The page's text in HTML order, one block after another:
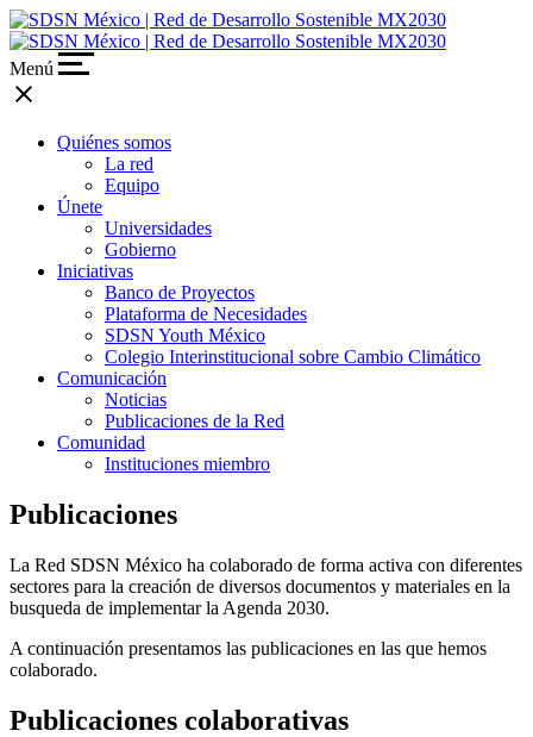
Menú
close
Quiénes somos
La red
Equipo
Únete
Universidades
Gobierno
Iniciativas
Banco de Proyectos
Plataforma de Necesidades
SDSN Youth México
Colegio Interinstitucional sobre Cambio Climático
Comunicación
Noticias
Publicaciones de la Red
Comunidad
Instituciones miembro
Publicaciones
La Red SDSN México ha colaborado de forma activa con diferentes
sectores para la creación de diversos documentos y materiales en la
busqueda de implementar la Agenda 2030.
A continuación presentamos las publicaciones en las que hemos
colaborado.
Publicaciones colaborativas